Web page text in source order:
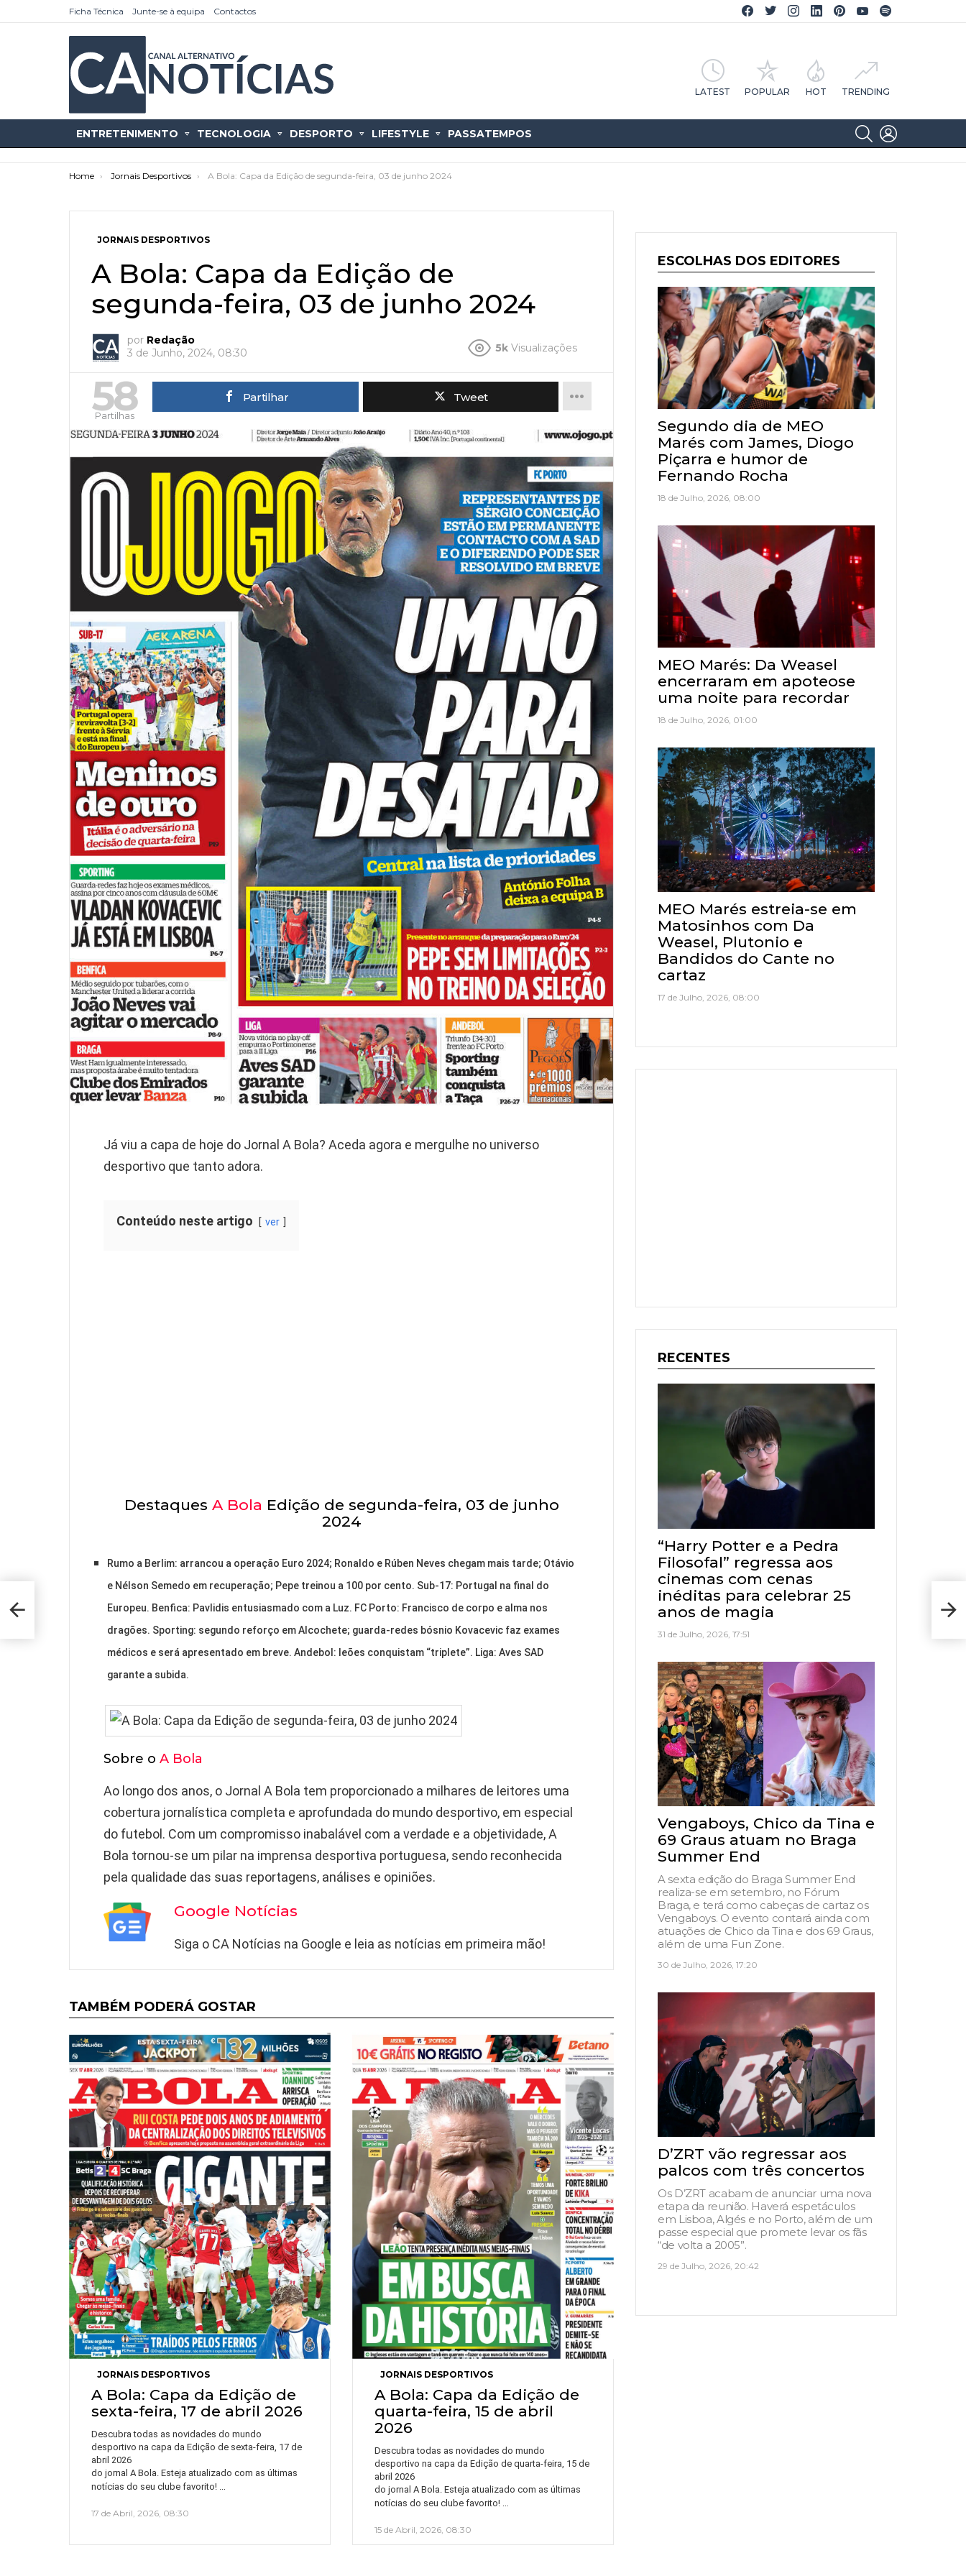
Ficha Técnica Junte-se à equipa Contactos
Facebook CA Notícias
Twitter CA Notícias
Instagram CA Notícias
Linkedin CA Notícias
Pinterest CA Notícias
YouTube CA Notícias
LATEST POPULAR HOT TRENDING
ENTRETENIMENTO TECNOLOGIA DESPORTO LIFESTYLE PASSATEMPOS
SEARCH
You are here:
Home Jornais Desportivos A Bola: Capa da Edição de segunda-feira, 03 de junho 2024
JORNAIS DESPORTIVOS
A Bola: Capa da Edição de
segunda-feira, 03 de junho 2024
por Redação
3 de Junho, 2024, 08:30
5k Visualizações
58
Partilhas
Partilhar Tweet
Já viu a capa de hoje do Jornal A Bola? Aceda agora e mergulhe no universo
desportivo que tanto adora.
Conteúdo neste artigo ver
Destaques A Bola Edição de segunda-feira, 03 de junho
2024
Rumo a Berlim: arrancou a operação Euro 2024; Ronaldo e Rúben Neves chegam mais tarde; Otávio
e Nélson Semedo em recuperação; Pepe treinou a 100 por cento. Sub-17: Portugal na final do
Europeu. Benfica: Pavlidis entusiasmado com a Luz. FC Porto: Francisco de corpo e alma nos
dragões. Sporting: segundo reforço em Alcochete; guarda-redes bósnio Kovacevic faz exames
médicos e será apresentado em breve. Andebol: leões conquistam “triplete”. Liga: Aves SAD
garante a subida.
Sobre o A Bola
Ao longo dos anos, o Jornal A Bola tem proporcionado a milhares de leitores uma
cobertura jornalística completa e aprofundada do mundo desportivo, em especial
do futebol. Com um compromisso inabalável com a verdade e a objetividade, A
Bola tornou-se um pilar na imprensa desportiva portuguesa, sendo reconhecida
pela qualidade das suas reportagens, análises e opiniões.
Google Notícias
Siga o CA Notícias na Google e leia as notícias em primeira mão!
TAMBÉM PODERÁ GOSTAR
JORNAIS DESPORTIVOS
A Bola: Capa da Edição de
sexta-feira, 17 de abril 2026
Descubra todas as novidades do mundo
desportivo na capa da Edição de sexta-feira, 17 de
abril 2026
do jornal A Bola. Esteja atualizado com as últimas
notícias do seu clube favorito!
17 de Abril, 2026, 08:30
JORNAIS DESPORTIVOS
A Bola: Capa da Edição de
quarta-feira, 15 de abril
2026
Descubra todas as novidades do mundo
desportivo na capa da Edição de quarta-feira, 15 de
abril 2026
do jornal A Bola. Esteja atualizado com as últimas
notícias do seu clube favorito!
15 de Abril, 2026, 08:30
ESCOLHAS DOS EDITORES
Segundo dia de MEO
Marés com James, Diogo
Piçarra e humor de
Fernando Rocha
18 de Julho, 2026, 08:00
MEO Marés: Da Weasel
encerraram em apoteose
uma noite para recordar
18 de Julho, 2026, 01:00
MEO Marés estreia-se em
Matosinhos com Da
Weasel, Plutonio e
Bandidos do Cante no
cartaz
17 de Julho, 2026, 08:00
RECENTES
“Harry Potter e a Pedra
Filosofal” regressa aos
cinemas com cenas
inéditas para celebrar 25
anos de magia
31 de Julho, 2026, 17:51
Vengaboys, Chico da Tina e
69 Graus atuam no Braga
Summer End
A sexta edição do Braga Summer End
realiza-se em setembro, no Fórum
Braga, e terá como cabeças de cartaz os
Vengaboys. O evento contará ainda com
atuações de Chico da Tina e dos 69 Graus,
além de uma Fun Zone.
30 de Julho, 2026, 17:20
D’ZRT vão regressar aos
palcos com três concertos
Os D’ZRT acabam de anunciar uma nova
etapa da reunião. Haverá espetáculos
em Lisboa, Algés e no Porto, além de um
passe especial que promete levar os fãs
“de volta a 2005”.
29 de Julho, 2026, 20:42